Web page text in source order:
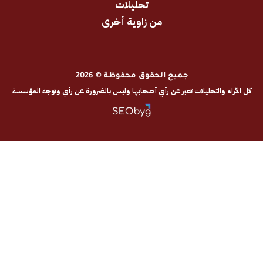
من زاوية أخرى
جميع الحقوق محفوظة © 2026
تعبر عن رأي أصحابها وليس بالضرورة عن رأي وتوجه المؤسسة